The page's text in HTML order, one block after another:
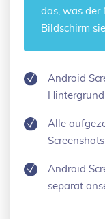
das, was der
Bildschirm
Android
Alle
Android
separat